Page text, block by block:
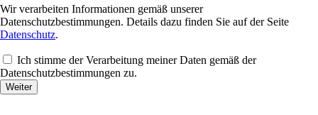
Wir verarbeiten Informationen gemäß unserer
Datenschutzbestimmungen. Details dazu finden Sie auf der Seite
Datenschutz.
Ich stimme der Verarbeitung meiner Daten gemäß der
Datenschutzbestimmungen zu.